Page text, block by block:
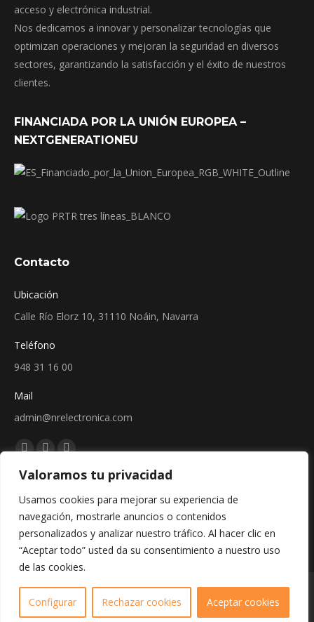
Valoramos tu privacidad
Usamos cookies para mejorar su experiencia de
navegación, mostrarle anuncios o contenidos
personalizados y analizar nuestro tráfico. Al hacer clic en
“Aceptar todo” usted da su consentimiento a nuestro uso
de las cookies.
Configurar Rechazar cookies Aceptar cookies
acceso y electrónica industrial.
Nos dedicamos a innovar y personalizar tecnologías que
optimizan operaciones y mejoran la seguridad en diversos
sectores, garantizando la satisfacción y el éxito de nuestros
clientes.
FINANCIADA POR LA UNIÓN EUROPEA –
NEXTGENERATIONEU
Contacto
Ubicación
Calle Río Elorz 10, 31110 Noáin, Navarra
Teléfono
948 31 16 00
Mail
admin@nrelectronica.com
Encuéntranos en:
Facebook
page
new
window
Linkedin
page
new
window
Instagram
page
new
window
Copyright © 2024 - Web creada por Bit Informática
Aviso legal/Política de cookies/Política de privacidad/Protección de
Datos/Política de devoluciones/CGV.